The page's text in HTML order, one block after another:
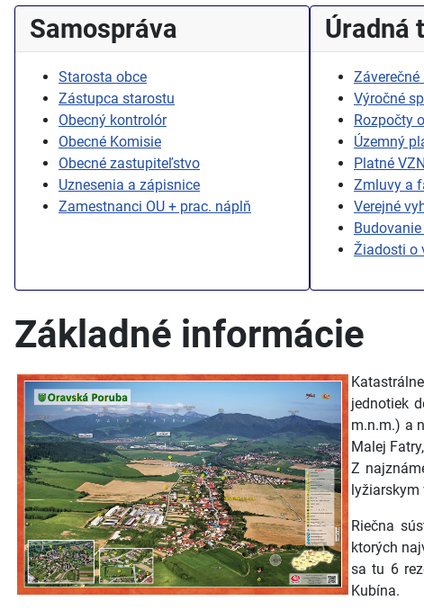
Samospráva
Starosta obce
Zástupca starostu
Obecný kontrolór
Obecné Komisie
Obecné zastupiteľstvo
Uznesenia a zápisnice
Zamestnanci OU + prac. náplň
Úradná
Záverečné
Výročné
Rozpočty
Územný
Platné VZN
Zmluvy a
Verejné
Žiadosti o
Základné informácie
jednotiek
m.n.m.) a
Malej
Z
lyžiarskym
Riečna
ktorých
sa tu 6
Kubína.